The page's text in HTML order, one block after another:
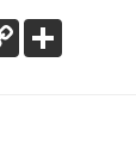
Copy
Link